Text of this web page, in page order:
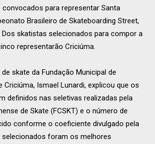
para representar Santa
Brasileiro de Skateboarding Street,
Dos skatistas selecionados para compor a
representarão Criciúma.
skate da Fundação Municipal de
Criciúma, Ismael Lunardi, explicou que os
definidos nas seletivas realizadas pela
de Skate (FCSKT) e o número de
conforme o coeficiente divulgado pela
selecionados foram os melhores